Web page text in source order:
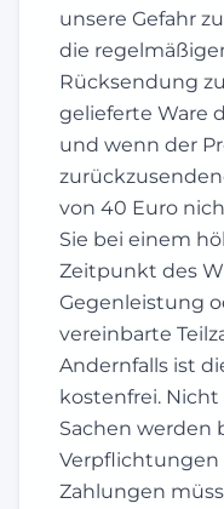
unsere Gefahr
die
Rücksendung
gelieferte Ware
und wenn der
von 40 Euro
Sie bei einem
Zeitpunkt des
Gegenleistung
vereinbarte
Andernfalls ist
kostenfrei.
Sachen werden
Verpflichtungen
Zahlungen